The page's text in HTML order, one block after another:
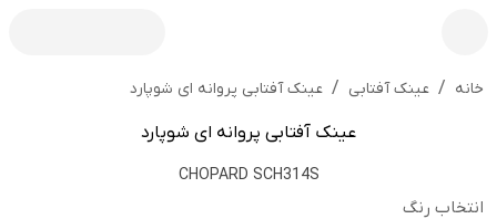
خانه / عینک آفتابی / عینک آفتابی پروانه ای شوپارد
عینک آفتابی پروانه ای شوپارد
CHOPARD SCH314S
انتخاب رنگ